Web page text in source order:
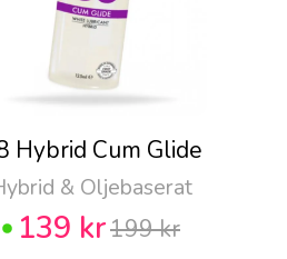
Hybrid Cum Glide
& Oljebaserat
139 kr199 kr